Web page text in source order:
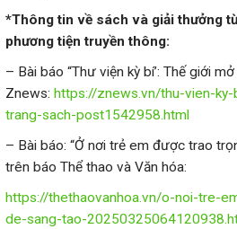
*Thông tin về sách và giải thưởng
phương tiện truyền thông:
– Bài báo “Thư viện kỳ bí’: Thế giới
Znews: https://znews.vn/thu-vien-
trang-sach-post1542958.html
– Bài báo: “Ở nơi trẻ em được trao
trên báo Thể thao và Văn hóa:
https://thethaovanhoa.vn/o-noi-tre-
de-sang-tao-